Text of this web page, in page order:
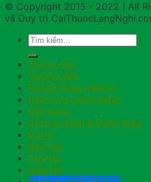
© Copyright 2015 - 2022 | All
và Duy trì
Trang chủ
Hướng dẫn
Khách hàng chia sẻ
Kiểm tra chính hãng
Đặt hàng
Chứng nhận & Danh hiệu
Đại lý
Báo chí
Tin tức
Liên hệ